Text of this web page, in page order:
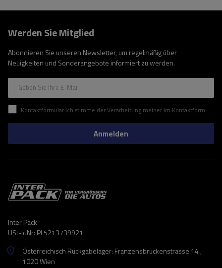
Werden Sie Mitglied
Abonnieren Sie unseren Newsletter, um regelmäßig über
Neuigkeiten und Sonderangebote informiert zu werden.
Geben Sie Ihre E-Mail
Kontaktformular Ich stimme der Verarbeitung meiner im Kontaktformular enthaltenen personenbezogenen Daten gemäß der Verordnung (EU) des Europäischen Parlaments und des Rates zu.
Anmelden
Inter Pack
USt-IdNr: PL5213739921
Österreichisch Rückgabelager: Franzensbrückenstrasse 14 ,
1020 Wien